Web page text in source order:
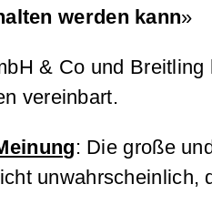
werden kann»
& Co und
vereinbart.
: Die große